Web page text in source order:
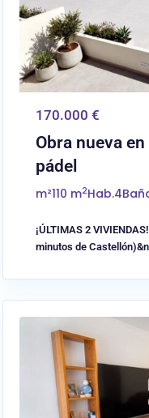
170.000 €
Obra nueva
pádel
m²110 m2Hab.4
¡ÚLTIMAS 2
minutos de
Almassora/Almazora